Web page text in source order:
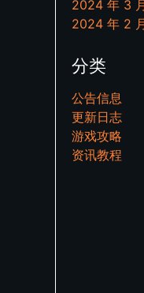
2024 年 3
2024 年 2
分类
公告信息
更新日志
游戏攻略
资讯教程